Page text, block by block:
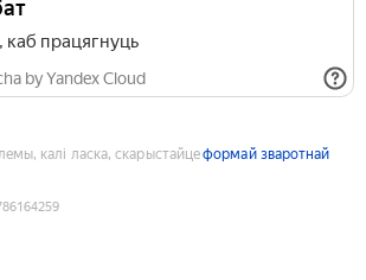
каб працягнуць
by Yandex Cloud
калі ласка, скарыстайцеформай зваротнай